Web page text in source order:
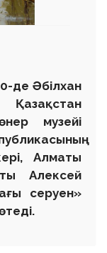
де Әбілхан
музейі
Алматы
Алексей
серуен»